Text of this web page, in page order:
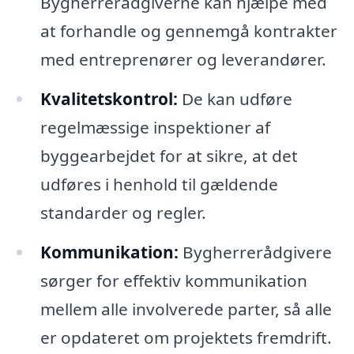
at forhandle og gennemgå kontrakter
med entreprenører og leverandører.
Kvalitetskontrol: De kan udføre
regelmæssige inspektioner af
byggearbejdet for at sikre, at det
udføres i henhold til gældende
standarder og regler.
Kommunikation: Bygherrerådgivere
sørger for effektiv kommunikation
mellem alle involverede parter, så alle
er opdateret om projektets fremdrift.